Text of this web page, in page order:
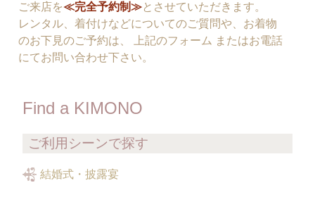
ご来店を≪完全予約制≫とさせていただきます。
レンタル、着付けなどについてのご質問や、お着物
のお下見のご予約は、 上記のフォーム またはお電話
にてお問い合わせ下さい。
Find a KIMONO
ご利用シーンで探す
結婚式・披露宴